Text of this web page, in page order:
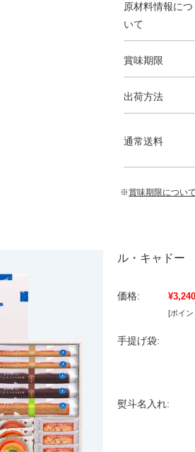
原材料情報につ
いて
賞味期限
出荷方法
通常送料
※賞味期限につい
ル・キャドー
価格: ¥3,240
[ポイ
手提げ袋:
熨斗名入れ: